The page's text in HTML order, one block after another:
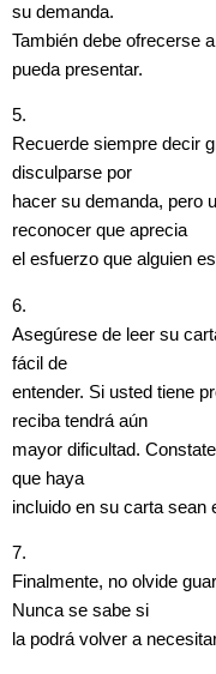
su demanda.
También debe ofrecerse
pueda presentar.
5.
Recuerde siempre decir
disculparse por
hacer su demanda, pero
reconocer que aprecia
el esfuerzo que alguien
6.
Asegúrese de leer su
fácil de
entender. Si usted tiene
reciba tendrá aún
mayor dificultad.
que haya
incluido en su carta sean
7.
Finalmente, no olvide
Nunca se sabe si
la podrá volver a